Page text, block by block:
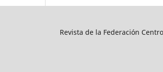
Revista de la Federación